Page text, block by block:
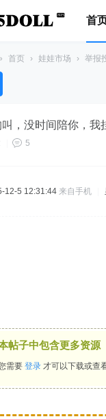
首
首页 › 娃娃市场 › 举报
，没时间陪你，我
5
12-5 12:31:44 来自手机
帖子中包含更多资源
需要 登录 才可以下载或查